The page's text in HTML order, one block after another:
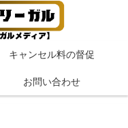
キャンセル料の督促
お問い合わせ